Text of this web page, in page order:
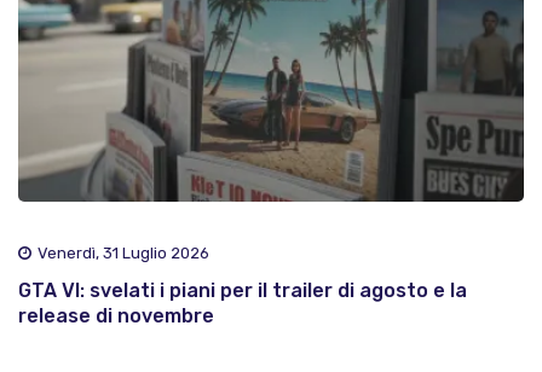
Venerdì, 31 Luglio 2026
GTA VI: svelati i piani per il trailer di agosto e la
release di novembre